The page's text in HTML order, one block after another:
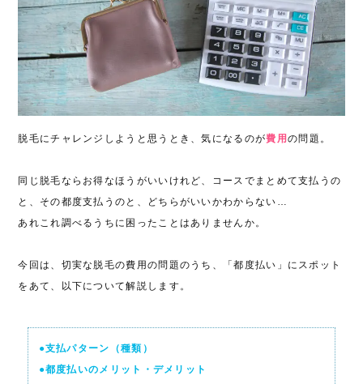
脱毛にチャレンジしようと思うとき、気になるのが費用 の問題。
同じ脱毛ならお得なほうがいいけれど、コースでまとめて支払うの
と、その都度支払うのと、どちらがいいかわからない…
あれこれ調べるうちに困ったことはありませんか。
今回は、切実な脱毛の費用の問題のうち、「都度払い」にスポット
をあて、以下について解説します。
●支払パターン（種類）
●都度払いのメリット・デメリット